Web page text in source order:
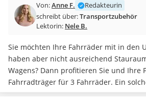
Benzinkanister
Marderschreck
AGM-Batterie Wohnmobil
Thule-Fahrradträger
FM-Transmitter
Sommerreifen 205/55 R16
Autobatterie-Ladegerät
Von:Anne F.
Redakteurin
schreibt über:Transportzubehör
Lektorin: Nele B.
Sie möchten Ihre Fahrräder mit in den
haben aber nicht ausreichend
Wagens? Dann profitieren Sie und Ihre
Fahrradträger für 3 Fahrräder. Ein
laut gängigen Online-Testseinfach zu